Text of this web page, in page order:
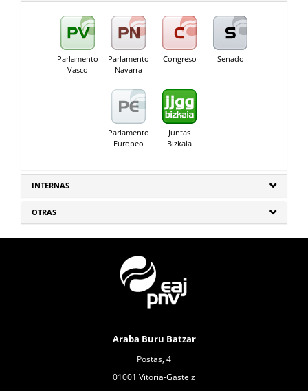
Parlamento
Vasco
Parlamento
Navarra
Congreso Senado
Parlamento
Europeo
Juntas
Bizkaia
INTERNAS
OTRAS
Araba Buru Batzar
Postas, 4
01001 Vitoria-Gasteiz